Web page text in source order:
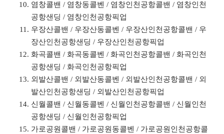
염창콜밴 / 염창동콜벤 / 염창인천공항콜밴 / 염창인천
공항샌딩 / 염창인천공항픽업
우장산콜밴 / 우장산동콜벤 / 우장산인천공항콜밴 / 우
장산인천공항샌딩 / 우장산인천공항픽업
화곡콜밴 / 화곡동콜벤 / 화곡인천공항콜밴 / 화곡인천
공항샌딩 / 화곡인천공항픽업
외발산콜밴 / 외발산동콜벤 / 외발산인천공항콜밴 / 외
발산인천공항샌딩 / 외발산인천공항픽업
신월콜밴 / 신월동콜벤 / 신월인천공항콜밴 / 신월인천
공항샌딩 / 신월인천공항픽업
가로공원콜밴 / 가로공원동콜벤 / 가로공원인천공항콜